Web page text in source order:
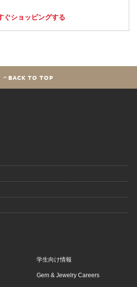
ぐショッピングする
BACK TO TOP
学生向け情報
Gem & Jewelry Careers